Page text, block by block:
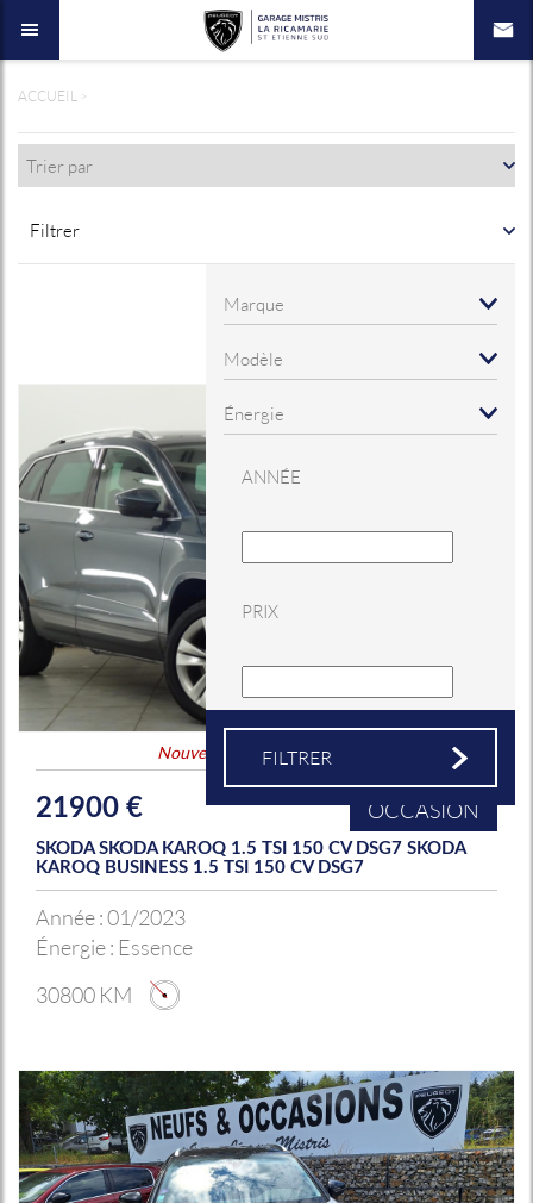
ACCUEIL
Filtrer
ANNÉE
PRIX
Nouveauté Coup de coeur
21900 € OCCASION
SKODA SKODA KAROQ 1.5 TSI 150 CV DSG7 SKODA
KAROQ BUSINESS 1.5 TSI 150 CV DSG7
Année :01/2023
Énergie : Essence
30800 KM